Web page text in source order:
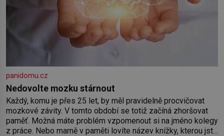
panidomu.cz
Nedovolte mozku stárnout
Každý, komu je přes 25 let, by měl pravidelně procvičovat
mozkové závity. V tomto období se totiž začíná zhoršovat
paměť. Možná máte problém vzpomenout si na jméno kolegy
z práce. Nebo marně v paměti lovíte název knížky, kterou jste